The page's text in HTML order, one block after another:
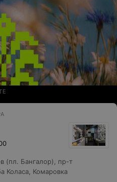
(пл. Бангалор), пр-т
Коласа, Комаровка